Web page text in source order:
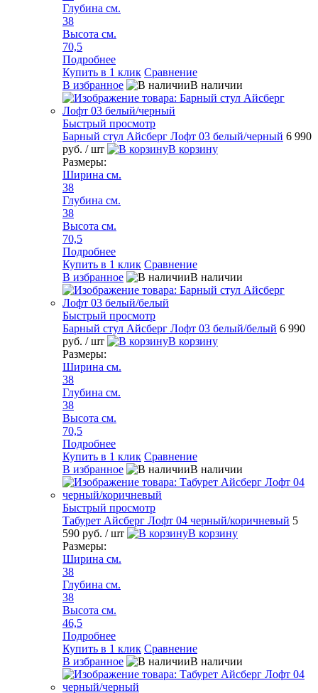
Глубина см.
38
Высота см.
70,5
Подробнее
Купить в 1 клик Сравнение
В избранное
В наличии
Быстрый просмотр
Барный стул Айсберг Лофт 03 белый/черный 6 990
руб. / шт
В корзину
Размеры:
Ширина см.
38
Глубина см.
38
Высота см.
70,5
Подробнее
Купить в 1 клик Сравнение
В избранное
В наличии
Быстрый просмотр
Барный стул Айсберг Лофт 03 белый/белый 6 990
руб. / шт
В корзину
Размеры:
Ширина см.
38
Глубина см.
38
Высота см.
70,5
Подробнее
Купить в 1 клик Сравнение
В избранное
В наличии
Быстрый просмотр
Табурет Айсберг Лофт 04 черный/коричневый 5
590 руб. / шт
В корзину
Размеры:
Ширина см.
38
Глубина см.
38
Высота см.
46,5
Подробнее
Купить в 1 клик Сравнение
В избранное
В наличии